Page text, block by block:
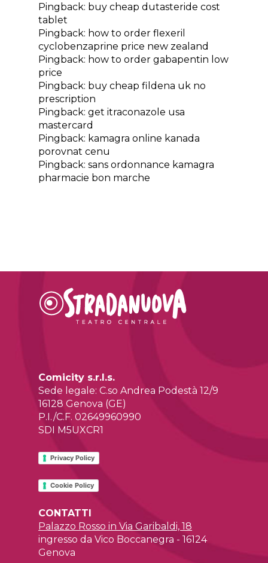
Pingback: buy cheap dutasteride cost
tablet
Pingback: how to order flexeril
cyclobenzaprine price new zealand
Pingback: how to order gabapentin low
price
Pingback: buy cheap fildena uk no
prescription
Pingback: get itraconazole usa
mastercard
Pingback: kamagra online kanada
porovnat cenu
Pingback: sans ordonnance kamagra
pharmacie bon marche
Comicity s.r.l.s.
Sede legale: C.so Andrea Podestà 12/9
16128 Genova (GE)
P.I./C.F. 02649960990
SDI M5UXCR1
Privacy Policy
Cookie Policy
CONTATTI
Palazzo Rosso in Via Garibaldi, 18
ingresso da Vico Boccanegra - 16124
Genova